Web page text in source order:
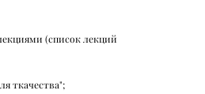
(список лекций
ткачества";